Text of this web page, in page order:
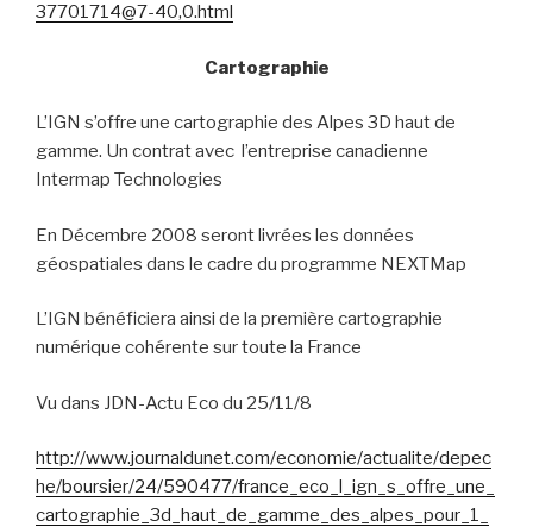
37701714@7-40,0.html
Cartographie
L’IGN s’offre une cartographie des Alpes 3D haut de
gamme. Un contrat avec l’entreprise canadienne
Intermap Technologies
En Décembre 2008 seront livrées les données
géospatiales dans le cadre du programme NEXTMap
L’IGN bénéficiera ainsi de la première cartographie
numérique cohérente sur toute la France
Vu dans JDN-Actu Eco du 25/11/8
http://www.journaldunet.com/economie/actualite/depec
he/boursier/24/590477/france_eco_l_ign_s_offre_une_
cartographie_3d_haut_de_gamme_des_alpes_pour_1_